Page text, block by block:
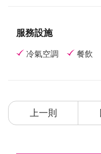
服務設施
冷氣空調 餐飲
上一則